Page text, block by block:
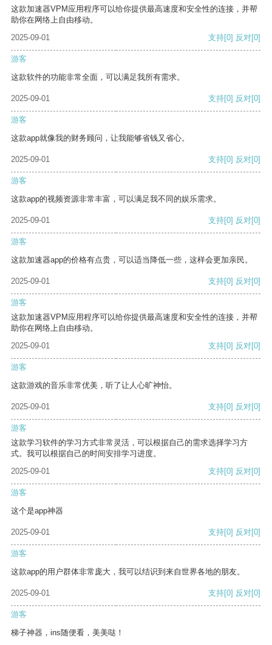
这款加速器VPM应用程序可以给你提供最高速度和安全性的连接，并帮
助你在网络上自由移动。
2025-09-01
支持[0] 反对[0]
游客
这款软件的功能非常全面，可以满足我所有需求。
2025-09-01 支持[0] 反对[0]
游客
这款app就像我的财务顾问，让我能够省钱又省心。
2025-09-01 支持[0] 反对[0]
游客
这款app的视频资源非常丰富，可以满足我不同的娱乐需求。
2025-09-01 支持[0] 反对[0]
游客
这款加速器app的价格有点贵，可以适当降低一些，这样会更加亲民。
2025-09-01 支持[0] 反对[0]
游客
这款加速器VPM应用程序可以给你提供最高速度和安全性的连接，并帮
助你在网络上自由移动。
2025-09-01
支持[0] 反对[0]
游客
这款游戏的音乐非常优美，听了让人心旷神怡。
2025-09-01 支持[0] 反对[0]
游客
这款学习软件的学习方式非常灵活，可以根据自己的需求选择学习方
式。我可以根据自己的时间安排学习进度。
2025-09-01
支持[0] 反对[0]
游客
这个是app神器
2025-09-01 支持[0] 反对[0]
游客
这款app的用户群体非常庞大，我可以结识到来自世界各地的朋友。
2025-09-01 支持[0] 反对[0]
游客
梯子神器，ins随便看，美美哒！